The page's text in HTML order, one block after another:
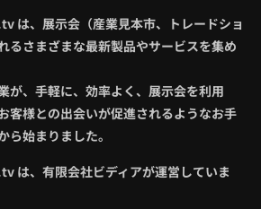
は、展示会（産業見本市、トレードショ
るさまざまな最新製品やサービスを集め
が、手軽に、効率よく、展示会を利用
客様との出会いが促進されるようなお手
ら始まりました。
は、有限会社ビディアが運営していま